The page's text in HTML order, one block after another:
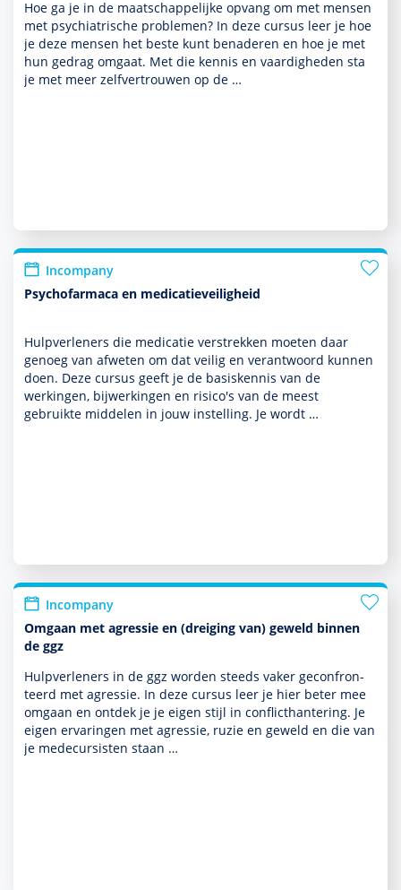
Hoe ga je in de maat­schappe­lijke opvang om met mensen
met psychia­trische pro­ble­men? In deze cursus leer je hoe
je deze mensen het beste kunt benaderen en hoe je met
hun gedrag omgaat. Met die kennis en vaar­dig­heden sta
je met meer zelfvertrouwen op de …
Incompany
Psychofarmaca en medicatieveiligheid
Hulpverleners die medicatie verstrekken moeten daar
genoeg van afweten om dat veilig en verant­woord kunnen
doen. Deze cursus geeft je de basis­kennis van de
werkingen, bijwerkingen en risico's van de meest
gebruikte middelen in jouw instel­ling. Je wordt …
Incompany
Omgaan met agressie en (dreiging van) geweld binnen
de ggz
Hulpverleners in de ggz worden steeds vaker gecon­fron­
teerd met agressie. In deze cursus leer je hier beter mee
omgaan en ontdek je je eigen stijl in conflicthantering. Je
eigen ervaringen met agressie, ruzie en geweld en die van
je medecursisten staan …